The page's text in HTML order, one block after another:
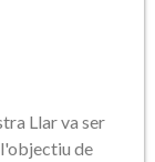
Llar va ser
de